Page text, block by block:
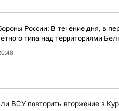
России: В течение дня, в
типа над территориями
ли ВСУ повторить вторжение в